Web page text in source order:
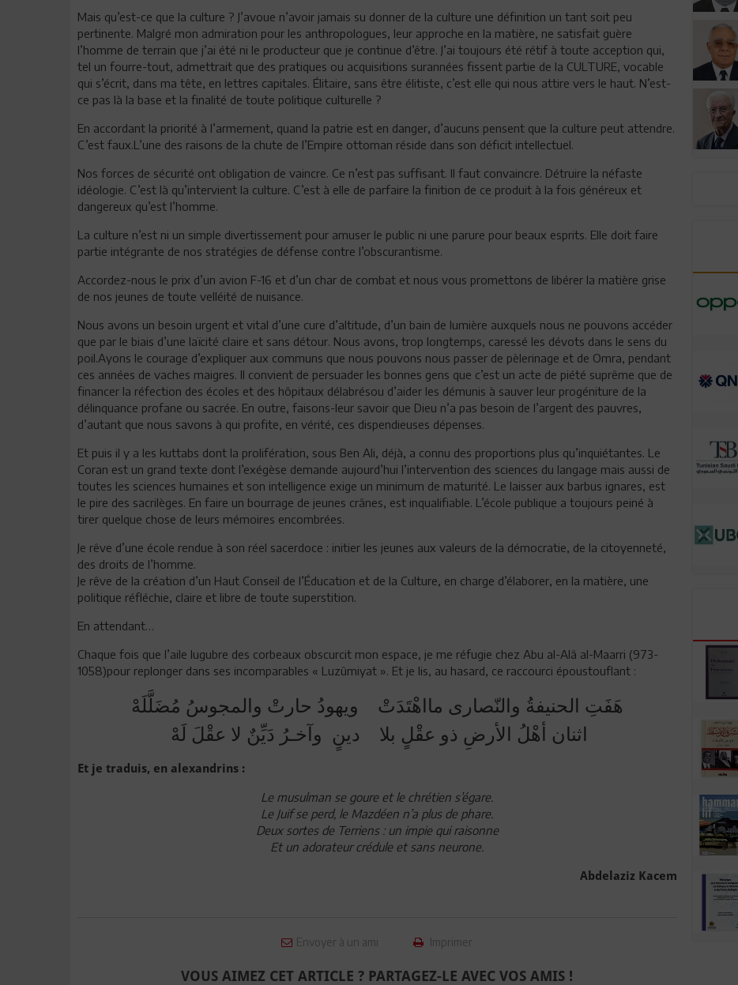
Mais qu’est-ce que la culture ? J’avoue n’avoir jamais su donner de la culture une définition un tant soit peu
pertinente. Malgré mon admiration pour les anthropologues, leur approche en la matière, ne satisfait guère
l’homme de terrain que j’ai été ni le producteur que je continue d’être. J’ai toujours été rétif à toute acception qui,
tel un fourre-tout, admettrait que des pratiques ou acquisitions surannées fissent partie de la CULTURE, vocable
qui s’écrit, dans ma tête, en lettres capitales. Élitaire, sans être élitiste, c’est elle qui nous attire vers le haut. N’est-
ce pas là la base et la finalité de toute politique culturelle ?
En accordant la priorité à l’armement, quand la patrie est en danger, d’aucuns pensent que la culture peut attendre.
C’est faux.L’une des raisons de la chute de l’Empire ottoman réside dans son déficit intellectuel.
Nos forces de sécurité ont obligation de vaincre. Ce n’est pas suffisant. Il faut convaincre. Détruire la néfaste
idéologie. C’est là qu’intervient la culture. C’est à elle de parfaire la finition de ce produit à la fois généreux et
dangereux qu’est l’homme.
La culture n’est ni un simple divertissement pour amuser le public ni une parure pour beaux esprits. Elle doit faire
partie intégrante de nos stratégies de défense contre l’obscurantisme.
Accordez-nous le prix d’un avion F-16 et d’un char de combat et nous vous promettons de libérer la matière grise
de nos jeunes de toute velléité de nuisance.
Nous avons un besoin urgent et vital d’une cure d’altitude, d’un bain de lumière auxquels nous ne pouvons accéder
que par le biais d’une laïcité claire et sans détour. Nous avons, trop longtemps, caressé les dévots dans le sens du
poil.Ayons le courage d’expliquer aux communs que nous pouvons nous passer de pèlerinage et de Omra, pendant
ces années de vaches maigres. Il convient de persuader les bonnes gens que c’est un acte de piété suprême que de
financer la réfection des écoles et des hôpitaux délabrésou d’aider les démunis à sauver leur progéniture de la
délinquance profane ou sacrée. En outre, faisons-leur savoir que Dieu n’a pas besoin de l’argent des pauvres,
d’autant que nous savons à qui profite, en vérité, ces dispendieuses dépenses.
Et puis il y a les kuttabs dont la prolifération, sous Ben Ali, déjà, a connu des proportions plus qu’inquiétantes. Le
Coran est un grand texte dont l’exégèse demande aujourd’hui l’intervention des sciences du langage mais aussi de
toutes les sciences humaines et son intelligence exige un minimum de maturité. Le laisser aux barbus ignares, est
le pire des sacrilèges. En faire un bourrage de jeunes crânes, est inqualifiable. L’école publique a toujours peiné à
tirer quelque chose de leurs mémoires encombrées.
Je rêve d’une école rendue à son réel sacerdoce : initier les jeunes aux valeurs de la démocratie, de la citoyenneté,
des droits de l’homme.
Je rêve de la création d’un Haut Conseil de l’Éducation et de la Culture, en charge d’élaborer, en la matière, une
politique réfléchie, claire et libre de toute superstition.
En attendant…
Chaque fois que l’aile lugubre des corbeaux obscurcit mon espace, je me réfugie chez Abu al-Alâ al-Maarri (973-
1058)pour replonger dans ses incomparables « Luzûmiyat ». Et je lis, au hasard, ce raccourci époustouflant :
هَفَتِ الحنيفةُ والنّصارى مااهْتَدَتْ ويهودُ حارتْ والمجوسُ مُضَلَّلَهْ
اثنان أهْلُ الأرضِ ذو عقْلٍ بلا دينٍ وآخـرُ دَيِّنٌ لا عقْلَ لَهْ
Et je traduis, en alexandrins :
Le musulman se goure et le chrétien s’égare.
Le Juif se perd, le Mazdéen n’a plus de phare.
Deux sortes de Terriens : un impie qui raisonne
Et un adorateur crédule et sans neurone.
Abdelaziz Kacem
Envoyer à un ami Imprimer
VOUS AIMEZ CET ARTICLE ? PARTAGEZ-LE AVEC VOS AMIS !